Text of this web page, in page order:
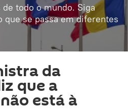
todo o mundo. Siga
que se passa em diferentes
da
que a
está à